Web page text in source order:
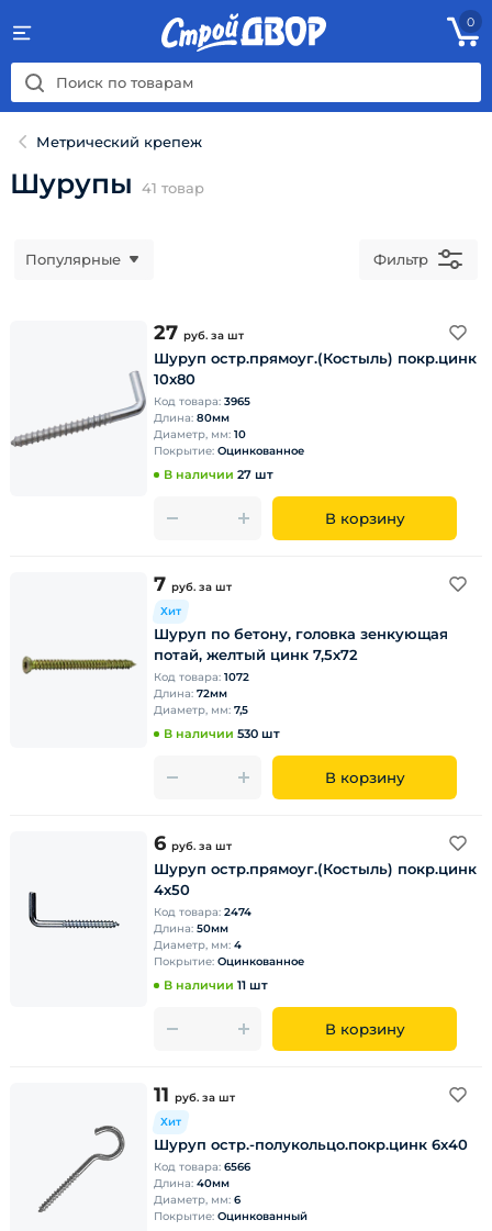
0
Метрический крепеж
Шурупы 41 товар
Популярные Фильтр
27 руб. за шт
Шуруп остр.прямоуг.(Костыль) покр.цинк
10х80
Код товара: 3965
Длина: 80мм
Диаметр, мм: 10
Покрытие: Оцинкованное
В наличии 27 шт
В корзину
7 руб. за шт
Хит
Шуруп по бетону, головка зенкующая
потай, желтый цинк 7,5х72
Код товара: 1072
Длина: 72мм
Диаметр, мм: 7,5
В наличии 530 шт
В корзину
6 руб. за шт
Шуруп остр.прямоуг.(Костыль) покр.цинк
4х50
Код товара: 2474
Длина: 50мм
Диаметр, мм: 4
Покрытие: Оцинкованное
В наличии 11 шт
В корзину
11 руб. за шт
Хит
Шуруп остр.-полукольцо.покр.цинк 6х40
Код товара: 6566
Длина: 40мм
Диаметр, мм: 6
Покрытие: Оцинкованный